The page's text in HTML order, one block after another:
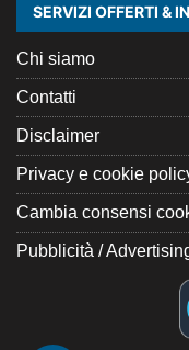
SERVIZI OFFERTI &
Chi siamo
Contatti
Disclaimer
Privacy e cookie
Cambia consensi
Pubblicità /